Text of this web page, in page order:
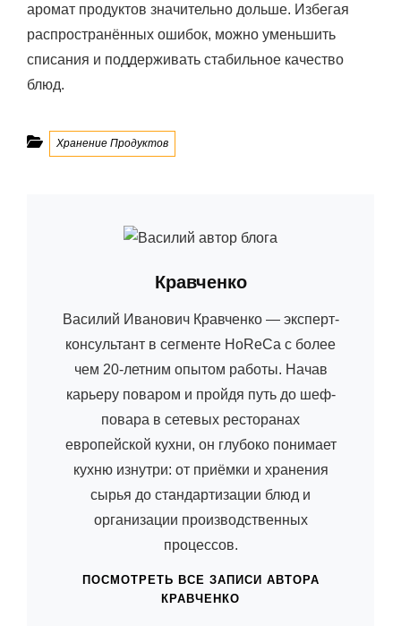
аромат продуктов значительно дольше. Избегая
распространённых ошибок, можно уменьшить
списания и поддерживать стабильное качество
блюд.
Рубрики
Хранение Продуктов
Автор:
Кравченко
Василий Иванович Кравченко — эксперт-
консультант в сегменте HoReCa с более
чем 20-летним опытом работы. Начав
карьеру поваром и пройдя путь до шеф-
повара в сетевых ресторанах
европейской кухни, он глубоко понимает
кухню изнутри: от приёмки и хранения
сырья до стандартизации блюд и
организации производственных
процессов.
ПОСМОТРЕТЬ ВСЕ ЗАПИСИ АВТОРА
КРАВЧЕНКО